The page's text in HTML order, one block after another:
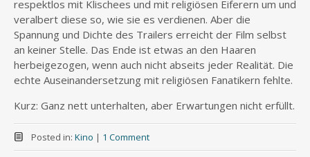
respektlos mit Klischees und mit religiösen Eiferern um und
veralbert diese so, wie sie es verdienen. Aber die
Spannung und Dichte des Trailers erreicht der Film selbst
an keiner Stelle. Das Ende ist etwas an den Haaren
herbeigezogen, wenn auch nicht abseits jeder Realität. Die
echte Auseinandersetzung mit religiösen Fanatikern fehlte.
Kurz: Ganz nett unterhalten, aber Erwartungen nicht erfüllt.
Posted in: Kino | 1 Comment